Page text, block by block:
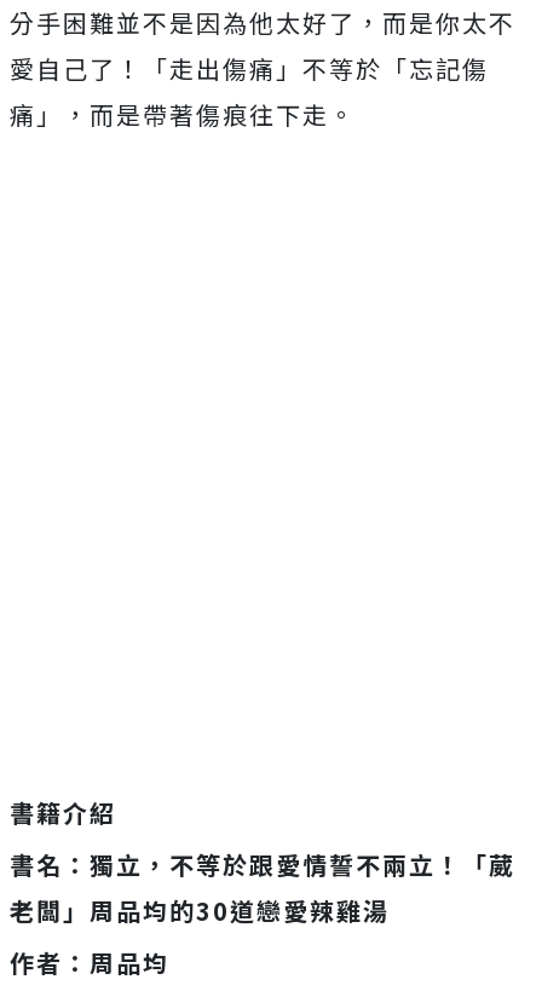
分手困難並不是因為他太好了，而是你太不
愛自己了！「走出傷痛」不等於「忘記傷
痛」，而是帶著傷痕往下走。
書籍介紹
書名：獨立，不等於跟愛情誓不兩立！「葳
老闆」周品均的30道戀愛辣雞湯
作者：周品均